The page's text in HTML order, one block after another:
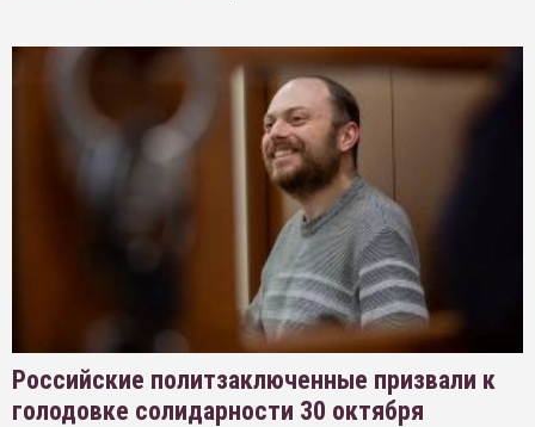
Российские политзаключенные призвали к
голодовке солидарности 30 октября